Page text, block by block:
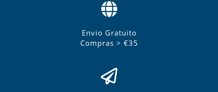
Envio Gratuito
Compras > €35